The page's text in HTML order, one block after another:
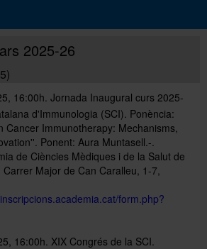
Directory
Español
2025-26
16:00h. Jornada Inaugural curs 2025-
d'Immunologia (SCI). Ponència:
Cancer Immunotherapy: Mechanisms,
Ponent: Aura Muntasell .-.
de Ciències Mèdiques i de la Salut de
Major de Can Caralleu, 1-7,
form.php?
16:00h. XIX Congrés de la SCI.